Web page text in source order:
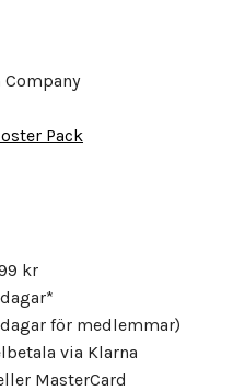
Company
Pack
kr
för medlemmar)
via Klarna
MasterCard